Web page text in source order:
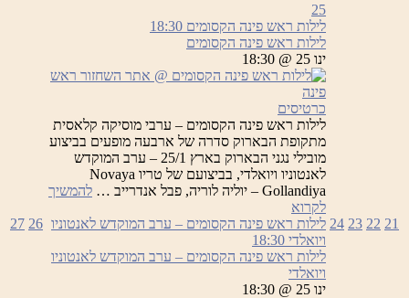
21
22
23
24
25
לילות ראש פינה הקסומים 18:30
לילות ראש פינה הקסומים
ינו 25 @ 18:30
כרטיסים
לילות ראש פינה הקסומים – ערבי מוסיקה קלאסית
מתקופת הבארוק סדרה של ארבעה מופעים בביצוע
מובילי נגני הבארוק בארץ 25/1 – ערב המוקדש
לאנטוניו ויואלדי, בביצועם של טריו Novaya
Gollandiya – יוליה לוריה, פבל אנדרייב …
להמשיך
לקרוא
ראש
פינה
הקסומים
לילות ראש פינה הקסומים – ערב המוקדש לאנטוניו
ויואלדי 18:30
לילות ראש פינה הקסומים – ערב המוקדש לאנטוניו
ויואלדי
ינו 25 @ 18:30
26
27